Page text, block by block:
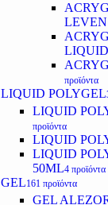
LEVEN
LIQUID
προϊόντα
LIQUID POLYGEL
LIQUID
προϊόντα
LIQUID
LIQUID
50ML4 προϊόντα
GEL161 προϊόντα
GEL